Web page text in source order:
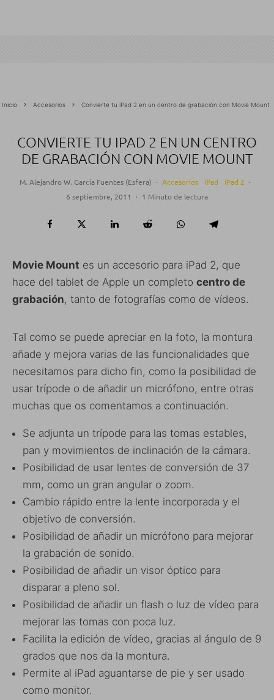
Inicio Accesorios Convierte tu iPad 2 en un centro de grabación con Movie Mount
CONVIERTE TU IPAD 2 EN UN CENTRO
DE GRABACIÓN CON MOVIE MOUNT
M. Alejandro W. García Fuentes (Esfera) · Accesorios iPad iPad 2 ·
6 septiembre, 2011
· 1 Minuto de lectura
Movie Mount es un accesorio para iPad 2, que
hace del tablet de Apple un completo centro de
grabación, tanto de fotografías como de vídeos.
Tal como se puede apreciar en la foto, la montura
añade y mejora varias de las funcionalidades que
necesitamos para dicho fin, como la posibilidad de
usar trípode o de añadir un micrófono, entre otras
muchas que os comentamos a continuación.
Se adjunta un trípode para las tomas estables,
pan y movimientos de inclinación de la cámara.
Posibilidad de usar lentes de conversión de 37
mm, como un gran angular o zoom.
Cambio rápido entre la lente incorporada y el
objetivo de conversión.
Posibilidad de añadir un micrófono para mejorar
la grabación de sonido.
Posibilidad de añadir un visor óptico para
disparar a pleno sol.
Posibilidad de añadir un flash o luz de vídeo para
mejorar las tomas con poca luz.
Facilita la edición de vídeo, gracias al ángulo de 9
grados que nos da la montura.
Permite al iPad aguantarse de pie y ser usado
como monitor.